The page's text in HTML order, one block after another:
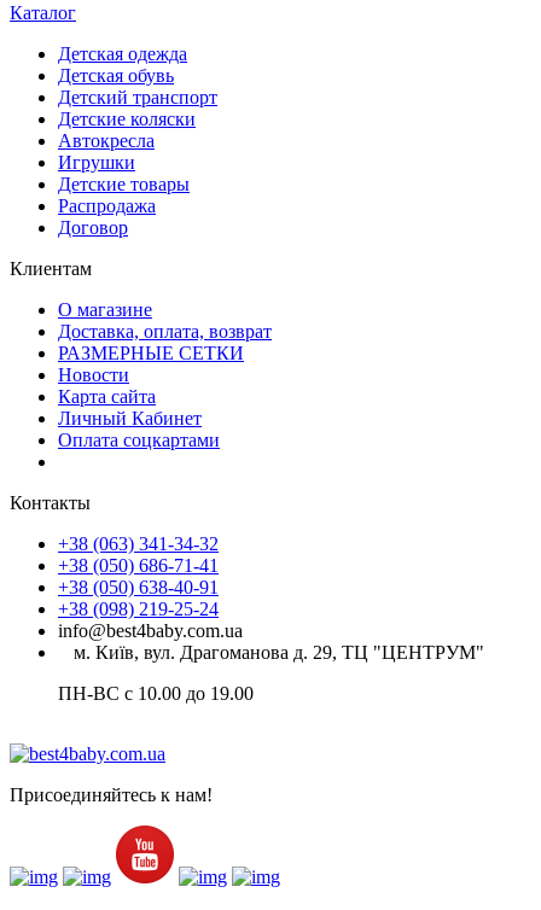
Каталог
Детская одежда
Детская обувь
Детский транспорт
Детские коляски
Автокресла
Игрушки
Детские товары
Распродажа
Договор
Клиентам
О магазине
Доставка, оплата, возврат
РАЗМЕРНЫЕ СЕТКИ
Новости
Карта сайта
Личный Кабинет
Оплата соцкартами
Контакты
+38 (063) 341-34-32
+38 (050) 686-71-41
+38 (050) 638-40-91
+38 (098) 219-25-24
info@best4baby.com.ua
м. Київ, вул. Драгоманова д. 29, ТЦ "ЦЕНТРУМ"
ПН-ВС с 10.00 до 19.00
Присоединяйтесь к нам!